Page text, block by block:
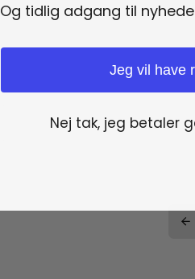
Og tidlig adgang til
Jeg vil have
Nej tak, jeg betaler